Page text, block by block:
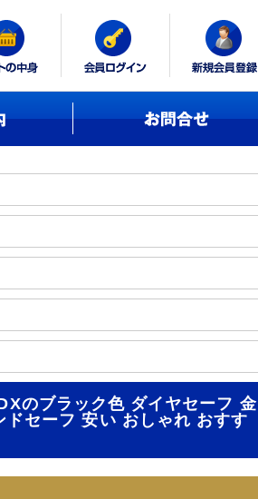
のブラック色 ダイヤセーフ 金
セーフ 安い おしゃれ おすす